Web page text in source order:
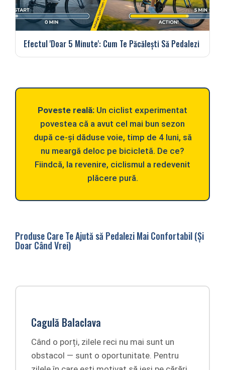
Efectul 'Doar 5 Minute': Cum Te Păcălești Să Pedalezi
Poveste reală: Un ciclist experimentat
povestea că a avut cel mai bun sezon
după ce-și dăduse voie, timp de 4 luni, să
nu meargă deloc pe bicicletă. De ce?
Fiindcă, la revenire, ciclismul a redevenit
plăcere pură.
Produse Care Te Ajută să Pedalezi Mai Confortabil (Și
Doar Când Vrei)
Cagulă Balaclava
Când o porți, zilele reci nu mai sunt un
obstacol — sunt o oportunitate. Pentru